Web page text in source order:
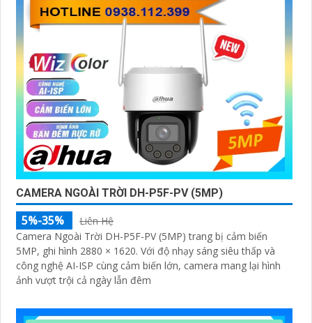
CAMERA NGOÀI TRỜI DH-P5F-PV (5MP)
5%-35%
Liên Hệ
Camera Ngoài Trời DH-P5F-PV (5MP) trang bị cảm biến
5MP, ghi hình 2880 × 1620. Với độ nhạy sáng siêu thấp và
công nghệ AI-ISP cùng cảm biến lớn, camera mang lại hình
ảnh vượt trội cả ngày lẫn đêm